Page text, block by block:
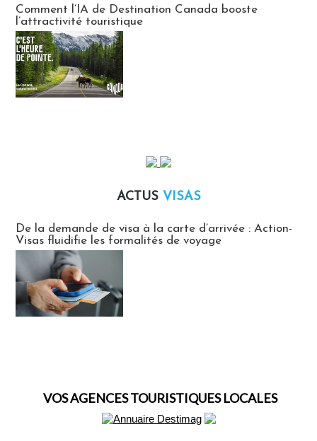
Comment l’IA de Destination Canada booste
l’attractivité touristique
ACTUS VISAS
De la demande de visa à la carte d’arrivée : Action-
Visas fluidifie les formalités de voyage
VOS AGENCES TOURISTIQUES LOCALES